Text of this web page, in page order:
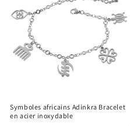
Symboles africains Adinkra Bracelet
en acier inoxydable